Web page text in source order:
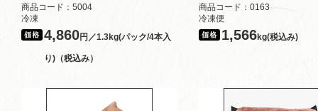
商品コード：5004
冷凍
4,860円／1.3kg(パック/4本入
り)（税込み）
商品コード：0163
冷凍便
1,566kg(税込み)